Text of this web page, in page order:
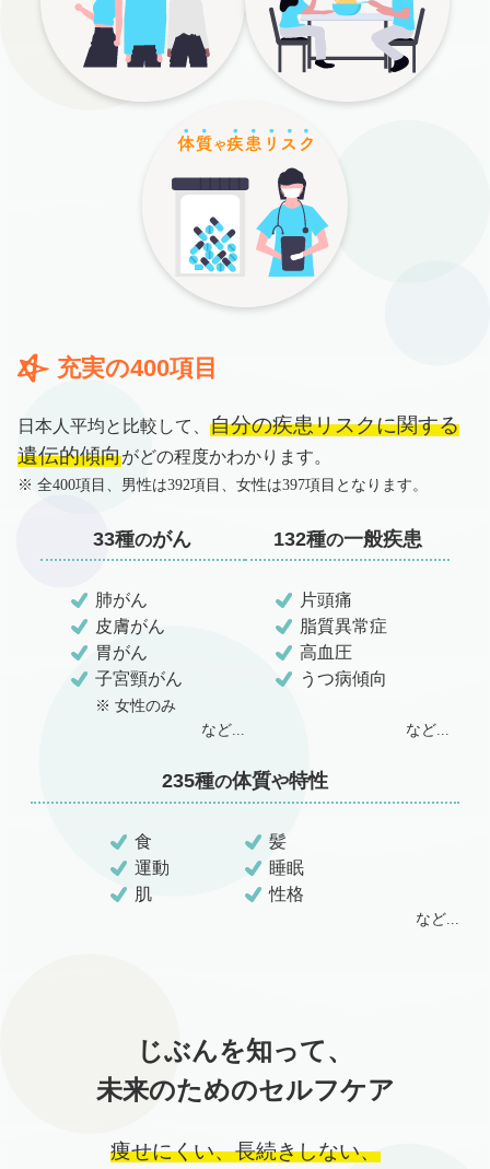
充実の400項目
日本人平均と比較して、 自分の疾患リスクに関する
遺伝的傾向がどの程度かわかります。
※ 全400項目、男性は392項目、女性は397項目となります。
33種のがん
肺がん
皮膚がん
胃がん
子宮頸がん
※ 女性のみ
など...
132種の一般疾患
片頭痛
脂質異常症
高血圧
うつ病傾向
など...
235種の体質や特性
食
髪
運動
睡眠
肌
性格
など...
じぶんを知って、
未来のためのセルフケア
痩せにくい、長続きしない、